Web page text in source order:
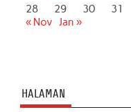
28
29 30
31
« Nov Jan »
HALAMAN